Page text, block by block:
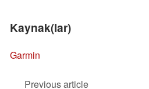
Kaynak(lar)
Garmin
Previous article